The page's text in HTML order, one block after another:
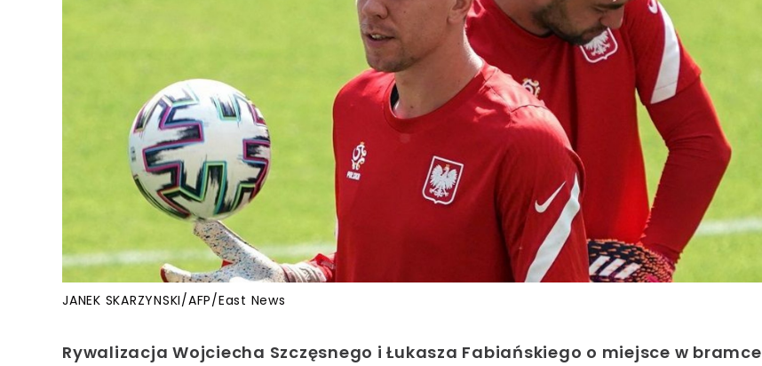
JANEK SKARZYNSKI/AFP/East News
Rywalizacja Wojciecha Szczęsnego i Łukasza Fabiańskiego o miejsce w bramce